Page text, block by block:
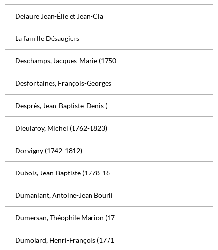
Dejaure Jean-Élie et Jean-Cla
La famille Désaugiers
Deschamps, Jacques-Marie (1750
Desfontaines, François-Georges
Desprès, Jean-Baptiste-Denis (
Dieulafoy, Michel (1762-1823)
Dorvigny (1742-1812)
Dubois, Jean-Baptiste (1778-18
Dumaniant, Antoine-Jean Bourli
Dumersan, Théophile Marion (17
Dumolard, Henri-François (1771